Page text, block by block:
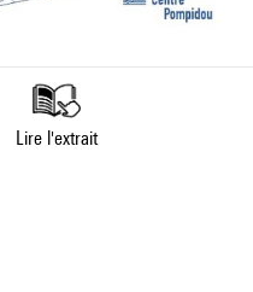
Lire l'extrait